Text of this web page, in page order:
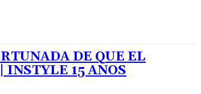
DE QUE EL
15 AÑOS